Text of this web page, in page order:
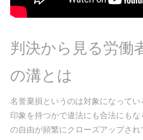
判決から見る労働
の溝とは
名誉棄損というのは対象になって
印象を持つかで違法にも合法にも
の自由が頻繁にクローズアップされ